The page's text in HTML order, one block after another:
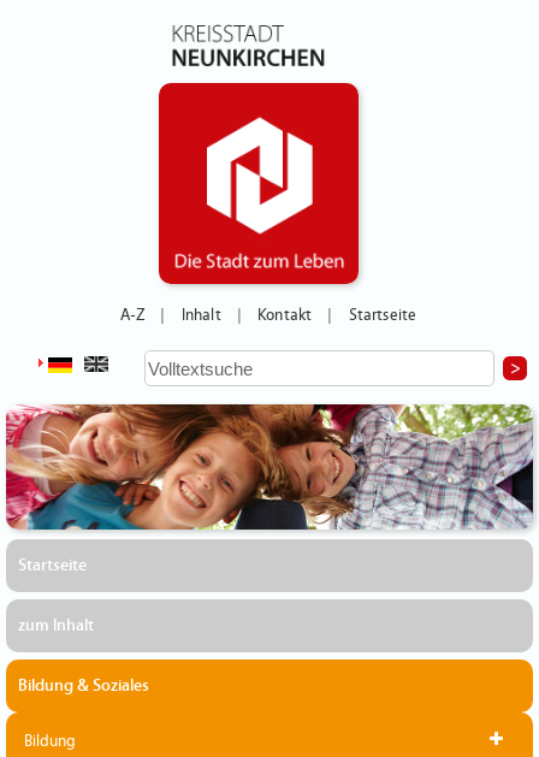
A-Z Inhalt Kontakt Startseite
Startseite
zum Inhalt
Bildung & Soziales
Bildung